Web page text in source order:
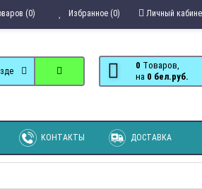
Личный
Избранное (0)
(0)
0 Tоваров,
на
0 бел.руб.
КОНТАКТЫ ДОСТАВКА